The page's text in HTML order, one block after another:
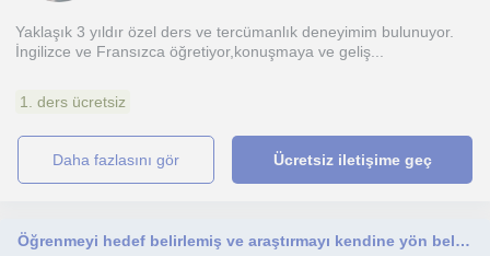
Yaklaşık 3 yıldır özel ders ve tercümanlık deneyimim bulunuyor.
İngilizce ve Fransızca öğretiyor,konuşmaya ve geliş...
1. ders ücretsiz
daha fazlasını gör Ücretsiz iletişime geç
Öğrenmeyi hedef belirlemiş ve araştırmayı kendine yön belirlemiş olan bireylere.